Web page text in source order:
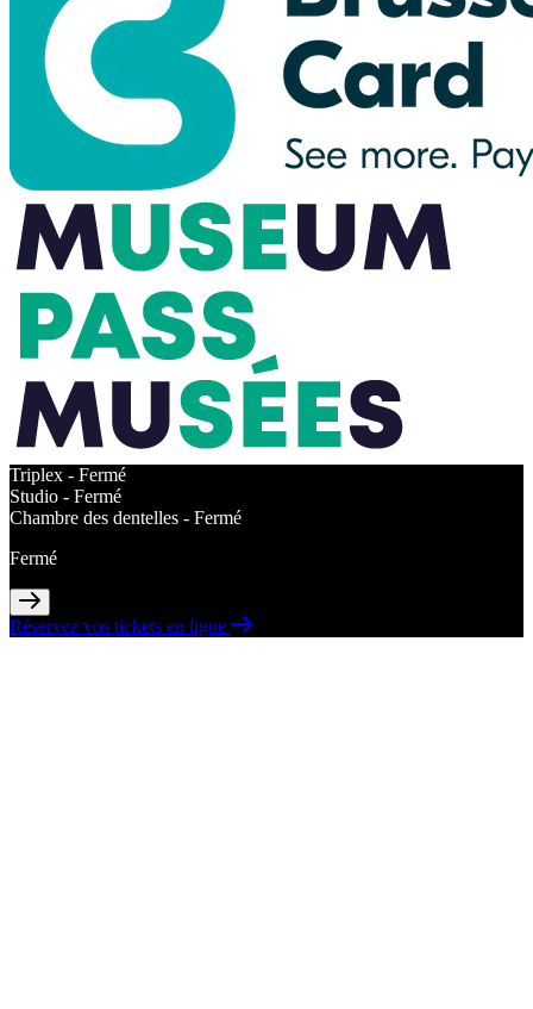
Triplex - Fermé
Studio - Fermé
Chambre des dentelles - Fermé
Fermé
Réservez vos tickets en ligne